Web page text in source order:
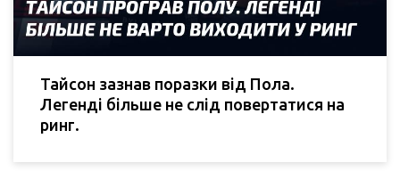
Тайсон зазнав поразки від Пола.
Легенді більше не слід повертатися на
ринг.